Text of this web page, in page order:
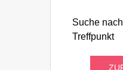
Suche nach
Treffpunkt